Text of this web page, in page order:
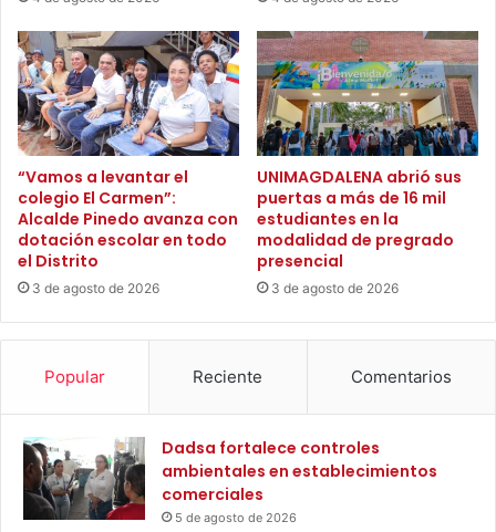
o
d
e
l
s
e
r
v
i
c
i
o
e
b
o
n
e
s
,
M
o
c
o
a
e
s
u
o
“Vamos a levantar el
colegio El Carmen”:
Alcalde Pinedo avanza con
dotación escolar en todo
el Distrito
3 de agosto de 2026
UNIMAGDALENA abrió sus
puertas a más de 16 mil
estudiantes en la
modalidad de pregrado
presencial
3 de agosto de 2026
Popular Reciente Comentarios
Dadsa fortalece controles
ambientales en establecimientos
comerciales
5 de agosto de 2026